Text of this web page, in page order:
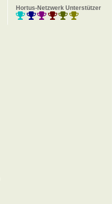
t
a
Hortus-Netzwerk Unterstützer